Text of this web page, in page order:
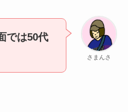
さまんさ
では50代